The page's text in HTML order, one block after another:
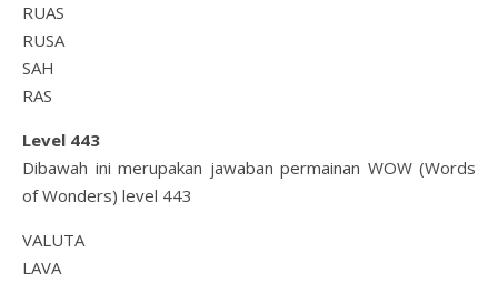
RUAS
RUSA
SAH
RAS
Level 443
Dibawah ini merupakan jawaban permainan WOW (Words
of Wonders) level 443
VALUTA
LAVA